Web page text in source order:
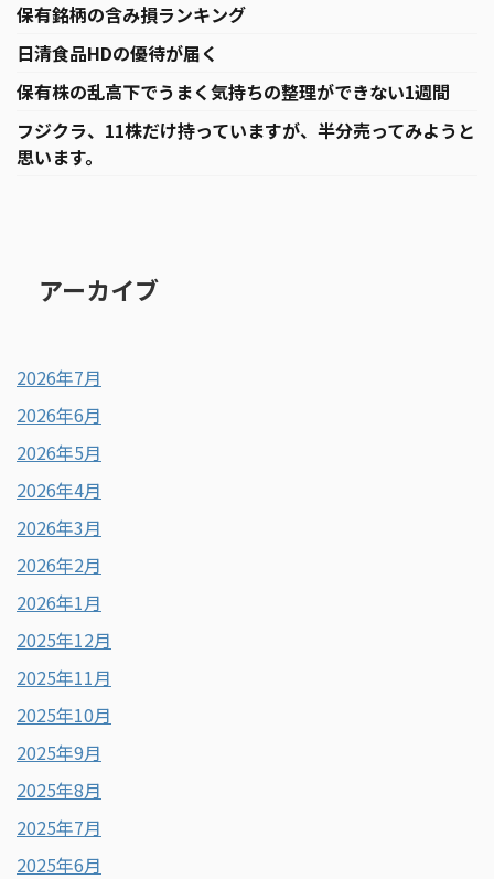
保有銘柄の含み損ランキング
日清食品HDの優待が届く
保有株の乱高下でうまく気持ちの整理ができない1週間
フジクラ、11株だけ持っていますが、半分売ってみようと
思います。
アーカイブ
2026年7月
2026年6月
2026年5月
2026年4月
2026年3月
2026年2月
2026年1月
2025年12月
2025年11月
2025年10月
2025年9月
2025年8月
2025年7月
2025年6月